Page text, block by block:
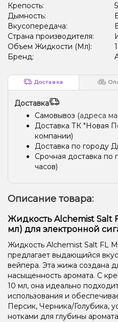
Крепость:
Дымность:
Вкусопередача:
Страна производителя:
Объем Жидкости (Мл):
Бренд:
Доставка
Доставка
Самовывоз (адреса
Доставка ТК "Новая
компании)
Доставка по городу
Срочная доставка по
часов)
Описание товара:
Жидкость Alchemist Salt
мл) для электронной
Жидкость Alchemist Salt FL
предлагает выдающийся
вейпера. Эта жижа создана
насыщенность аромата. С
10 мл, она идеально
использования и
Персик, Черника/Голубика,
нотками для глубины